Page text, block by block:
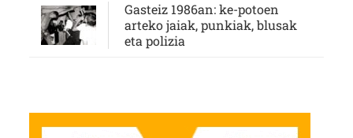
Gasteiz 1986an: ke-potoen
arteko jaiak, punkiak, blusak
eta polizia